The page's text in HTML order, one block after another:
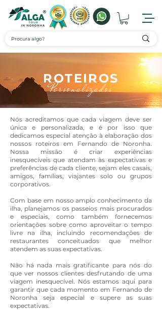
Personalizados
ROTEIROS
Nós acreditamos que cada viagem deve ser
única e personalizada, e é por isso que
dedicamos especial atenção à elaboração dos
nossos roteiros em Fernando de Noronha.
Nossa missão é criar experiências
inesquecíveis que atendam às expectativas e
preferências de cada cliente, sejam eles casais,
amigos, famílias, viajantes solo ou grupos
corporativos.
Com base em nosso amplo conhecimento da
ilha, planejamos os passeios mais procurados
e especiais, como também fornecemos
orientações sobre como aproveitar o tempo
livre na ilha, incluindo recomendações de
restaurantes conceituados que melhor
atendem as suas expectativas.
Não há nada mais gratificante para nós do
que ver nossos clientes desfrutando de uma
viagem inesquecível. Nós estamos aqui para
garantir que cada momento em Fernando de
Noronha seja especial e supere as suas
expectativas.